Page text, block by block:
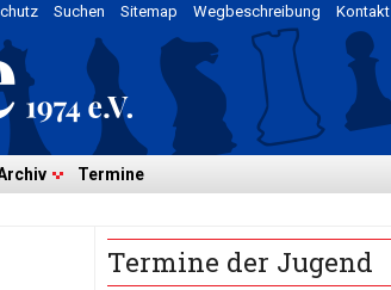
Kontakt
Wegbeschreibung
Sitemap
Suchen
Termine
Termine der Jugend